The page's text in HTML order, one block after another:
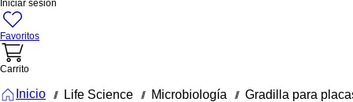
Iniciar sesión
Favoritos
Carrito
Inicio /// Life Science /// Microbiología /// Gradilla para